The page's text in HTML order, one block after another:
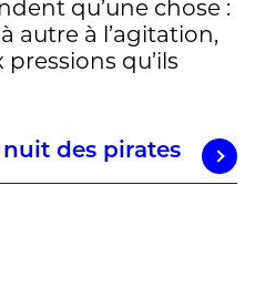
qu’une chose :
autre à l’agitation,
qu’ils
nuit des pirates